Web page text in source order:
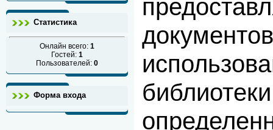
Статистика
Онлайн всего: 1
Гостей: 1
Пользователей: 0
Форма входа